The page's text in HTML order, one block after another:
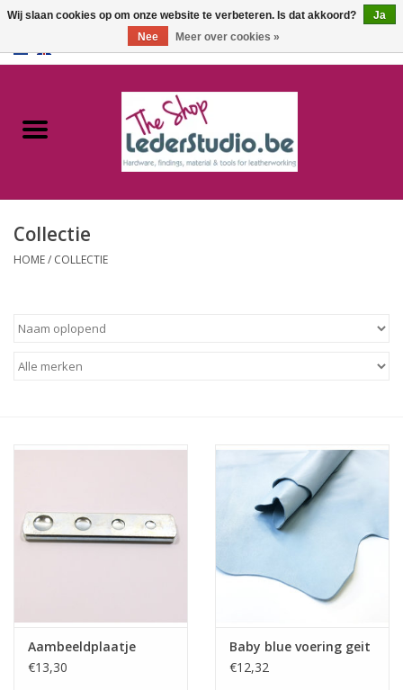
Catalogus
FAQ
Collectie
HOME/ COLLECTIE
Aambeeldplaatje
€13,30
Baby blue voering geit
€12,32
Wij slaan cookies op om onze website te verbeteren. Is dat akkoord?
Ja
Nee
Meer over cookies »